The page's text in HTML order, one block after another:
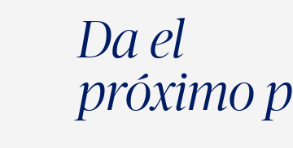
Da el
próximo